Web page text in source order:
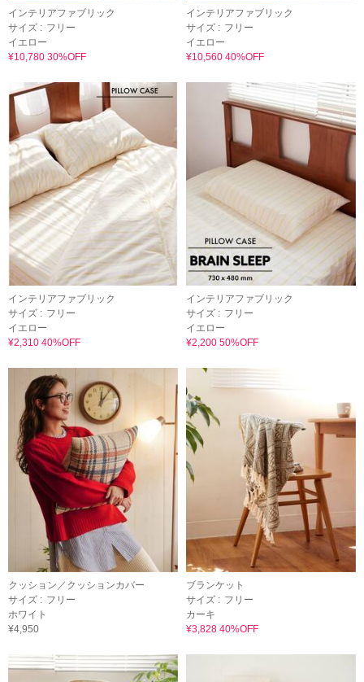
インテリアファブリック
サイズ : フリー
イエロー
¥10,780 30%OFF
インテリアファブリック
サイズ : フリー
イエロー
¥10,560 40%OFF
インテリアファブリック
サイズ : フリー
イエロー
¥2,310 40%OFF
インテリアファブリック
サイズ : フリー
イエロー
¥2,200 50%OFF
クッション／クッションカバー
サイズ : フリー
ホワイト
¥4,950
ブランケット
サイズ : フリー
カーキ
¥3,828 40%OFF